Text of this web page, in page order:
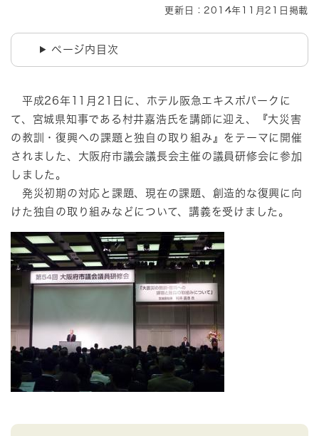
更新日：2014年11月21日掲載
ページ内目次
平成26年11月21日に、ホテル阪急エキスポパークに
て、宮城県知事である村井嘉浩氏を講師に迎え、『大災害
の教訓・復興への課題と独自の取り組み』をテーマに開催
されました、大阪府市議会議長会主催の議員研修会に参加
しました。
発災初期の対応と課題、現在の課題、創造的な復興に向
けた独自の取り組みなどについて、講義を受けました。